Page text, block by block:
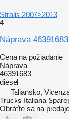
Stralis 2007>2013
4
Náprava
Cena na požiadanie
Náprava
46391683
diesel
Taliansko,
Trucks Italiana
Obráťte sa na